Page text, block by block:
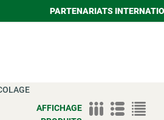
PARTENARIATS
AFFICHAGE